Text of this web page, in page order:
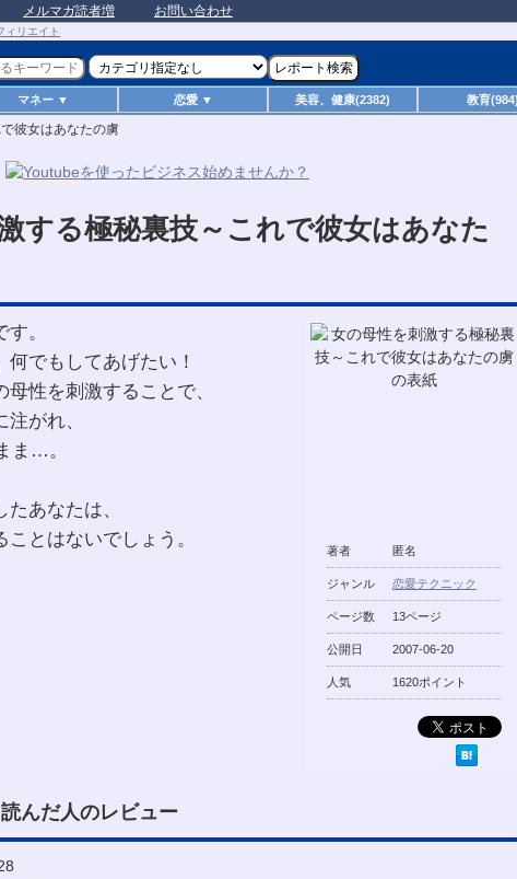
メルマガ読者増 お問い合わせ
マネー ▼ 恋愛 ▼ 美容、健康(2382) 教育(984)
彼女はあなたの虜
する極秘裏技～これで彼女はあなた
著者 匿名
ジャンル 恋愛テクニック
ページ数 13ページ
公開日 2007-06-20
人気 1620ポイント
。
でもしてあげたい！
性を刺激することで、
がれ、
ま…。
あなたは、
とはないでしょう。
んだ人のレビュー